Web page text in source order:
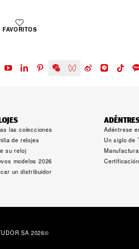
FAVORITOS
las colecciones
de relojes
su reloj
modelos 2026
un distribuidor
Adéntrese
Un siglo de
SA 2026©